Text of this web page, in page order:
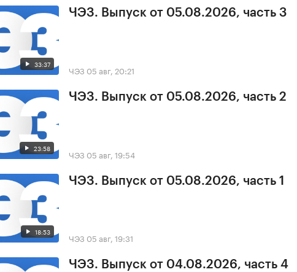
33:37
ЧЭЗ. Выпуск от 05.08.2026, часть 3
ЧЭЗ 05 авг, 20:21
23:58
ЧЭЗ. Выпуск от 05.08.2026, часть 2
ЧЭЗ 05 авг, 19:54
18:53
ЧЭЗ. Выпуск от 05.08.2026, часть 1
ЧЭЗ 05 авг, 19:31
ЧЭЗ. Выпуск от 04.08.2026, часть 4